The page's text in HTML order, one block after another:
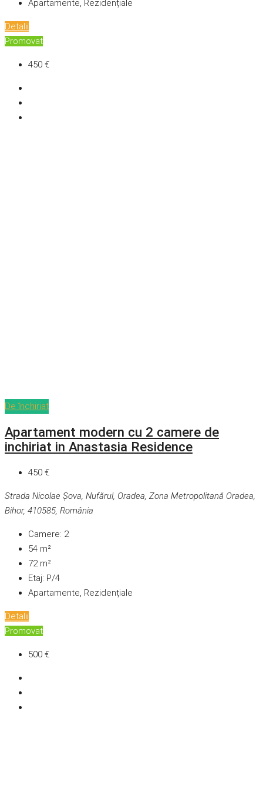
Apartamente, Rezidențiale
Detalii
Promovat
450 €
De închiriat
Apartament modern cu 2 camere de
inchiriat in Anastasia Residence
450 €
Strada Nicolae Șova, Nufărul, Oradea, Zona Metropolitană Oradea,
Bihor, 410585, România
Camere: 2
54 m²
72m²
Etaj: P/4
Apartamente, Rezidențiale
Detalii
Promovat
500 €